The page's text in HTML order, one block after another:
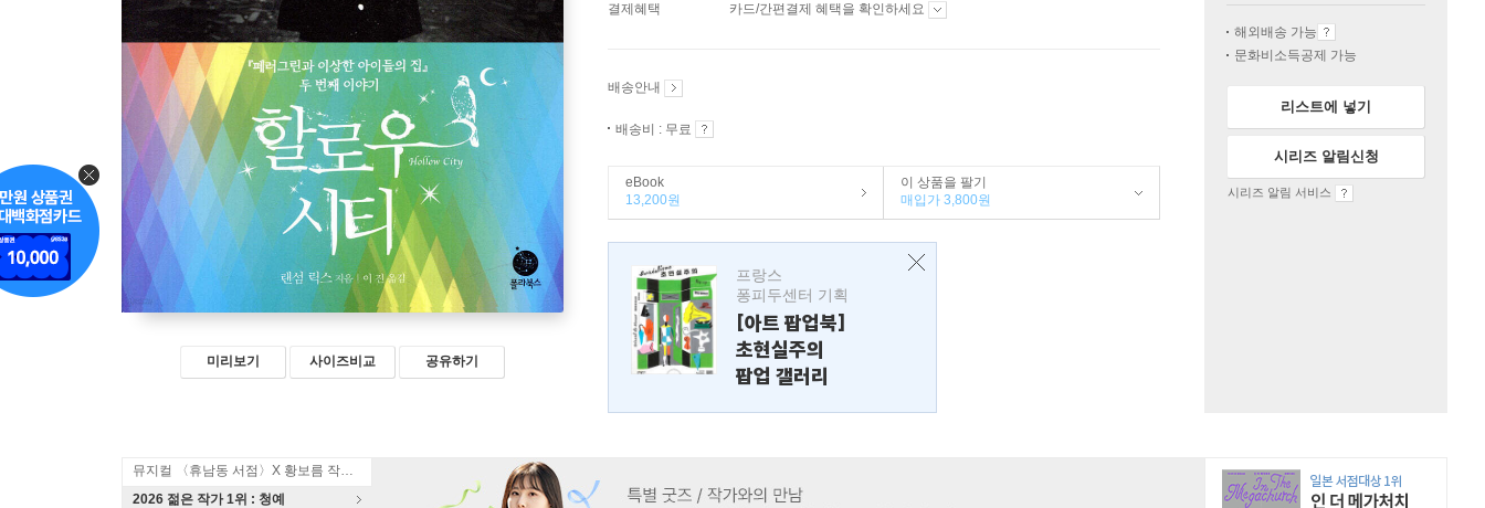
미리보기 사이즈비교 공유하기
결제혜택 카드/간편결제 혜택을 확인하세요
배송안내
배송비 : 무료
eBook
13,200원
이 상품을 팔기
매입가 3,800원
프랑스
퐁피두센터 기획
[아트 팝업북]
초현실주의
팝업 갤러리
해외배송 가능
문화비소득공제 가능
리스트에 넣기
시리즈 알림신청
시리즈 알림 서비스
뮤지컬 〈휴남동 서점〉X 황보름 작가 북토크
2026 젊은 작가 1위 : 청예